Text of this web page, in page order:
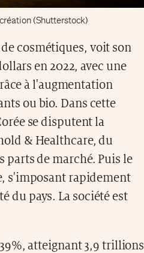
(Shutterstock)
cosmétiques, voit son
en 2022, avec une
à l'augmentation
ou bio. Dans cette
se disputent la
& Healthcare, du
parts de marché. Puis le
s'imposant rapidement
du pays. La société est
39%, atteignant 3,9 trillions